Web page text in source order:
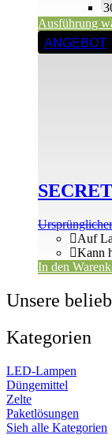
Ausführung
ANGEBOT
Auf
Kann
In den
Unsere
Kategorien
LED-Lampen
Düngemittel
Zelte
Paketlösungen
Sieh alle Kategorien